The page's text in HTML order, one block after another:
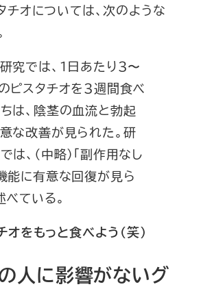
チオについては、次のような
究では、１日あたり３〜
ピスタチオを３週間食べ
は、陰茎の血流と勃起
な改善が見られた。研
は、（中略）「副作用なし
能に有意な回復が見ら
べている。
をもっと食べよう（笑）
人に影響がないグ